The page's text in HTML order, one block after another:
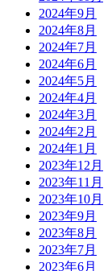
2024年9月
2024年8月
2024年7月
2024年6月
2024年5月
2024年4月
2024年3月
2024年2月
2024年1月
2023年12月
2023年11月
2023年10月
2023年9月
2023年8月
2023年7月
2023年6月